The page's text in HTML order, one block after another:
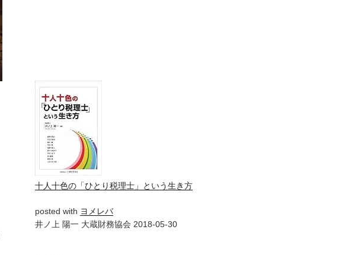
十人十色の「ひとり税理士」という生き方
posted with ヨメレバ
井ノ上 陽一 大蔵財務協会 2018-05-30